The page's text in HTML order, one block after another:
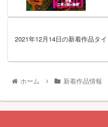
2021年12月14日の新着作品タ
ホーム 新着作品情報